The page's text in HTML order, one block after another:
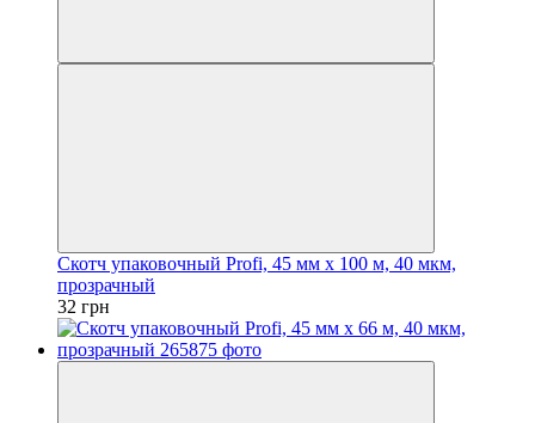
Скотч упаковочный Profi, 45 мм x 100 м, 40 мкм,
прозрачный
32 грн